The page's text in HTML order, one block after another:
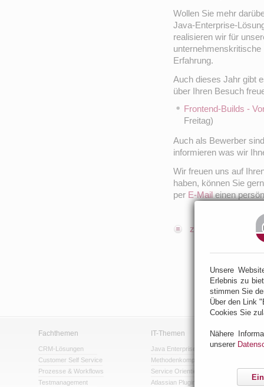
Wollen Sie mehr
Java-Enterprise-
realisieren wir für
Erfahrung.
Auch dieses Jahr gibt
über Ihren Besuch
Frontend-Builds -
Freitag)
Auch als Bewerber
informieren was wir
Wir freuen uns auf
haben, können Sie
per E-Maileinen
zur Übersicht
Fachthemen
CRM-Lösungen
Customer Self Service
Prozesse & Workflows
Testmanagement
IT-Themen
Java Enterprise
Methodenkompetenz
Service Orientierte Architekturen
Atlassian Plugin-Entwicklung
Unsere
Erlebnis zu
stimmen Sie
Über den Link
Cookies Sie
Nähere
unserer